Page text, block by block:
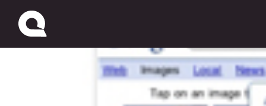
Google Image